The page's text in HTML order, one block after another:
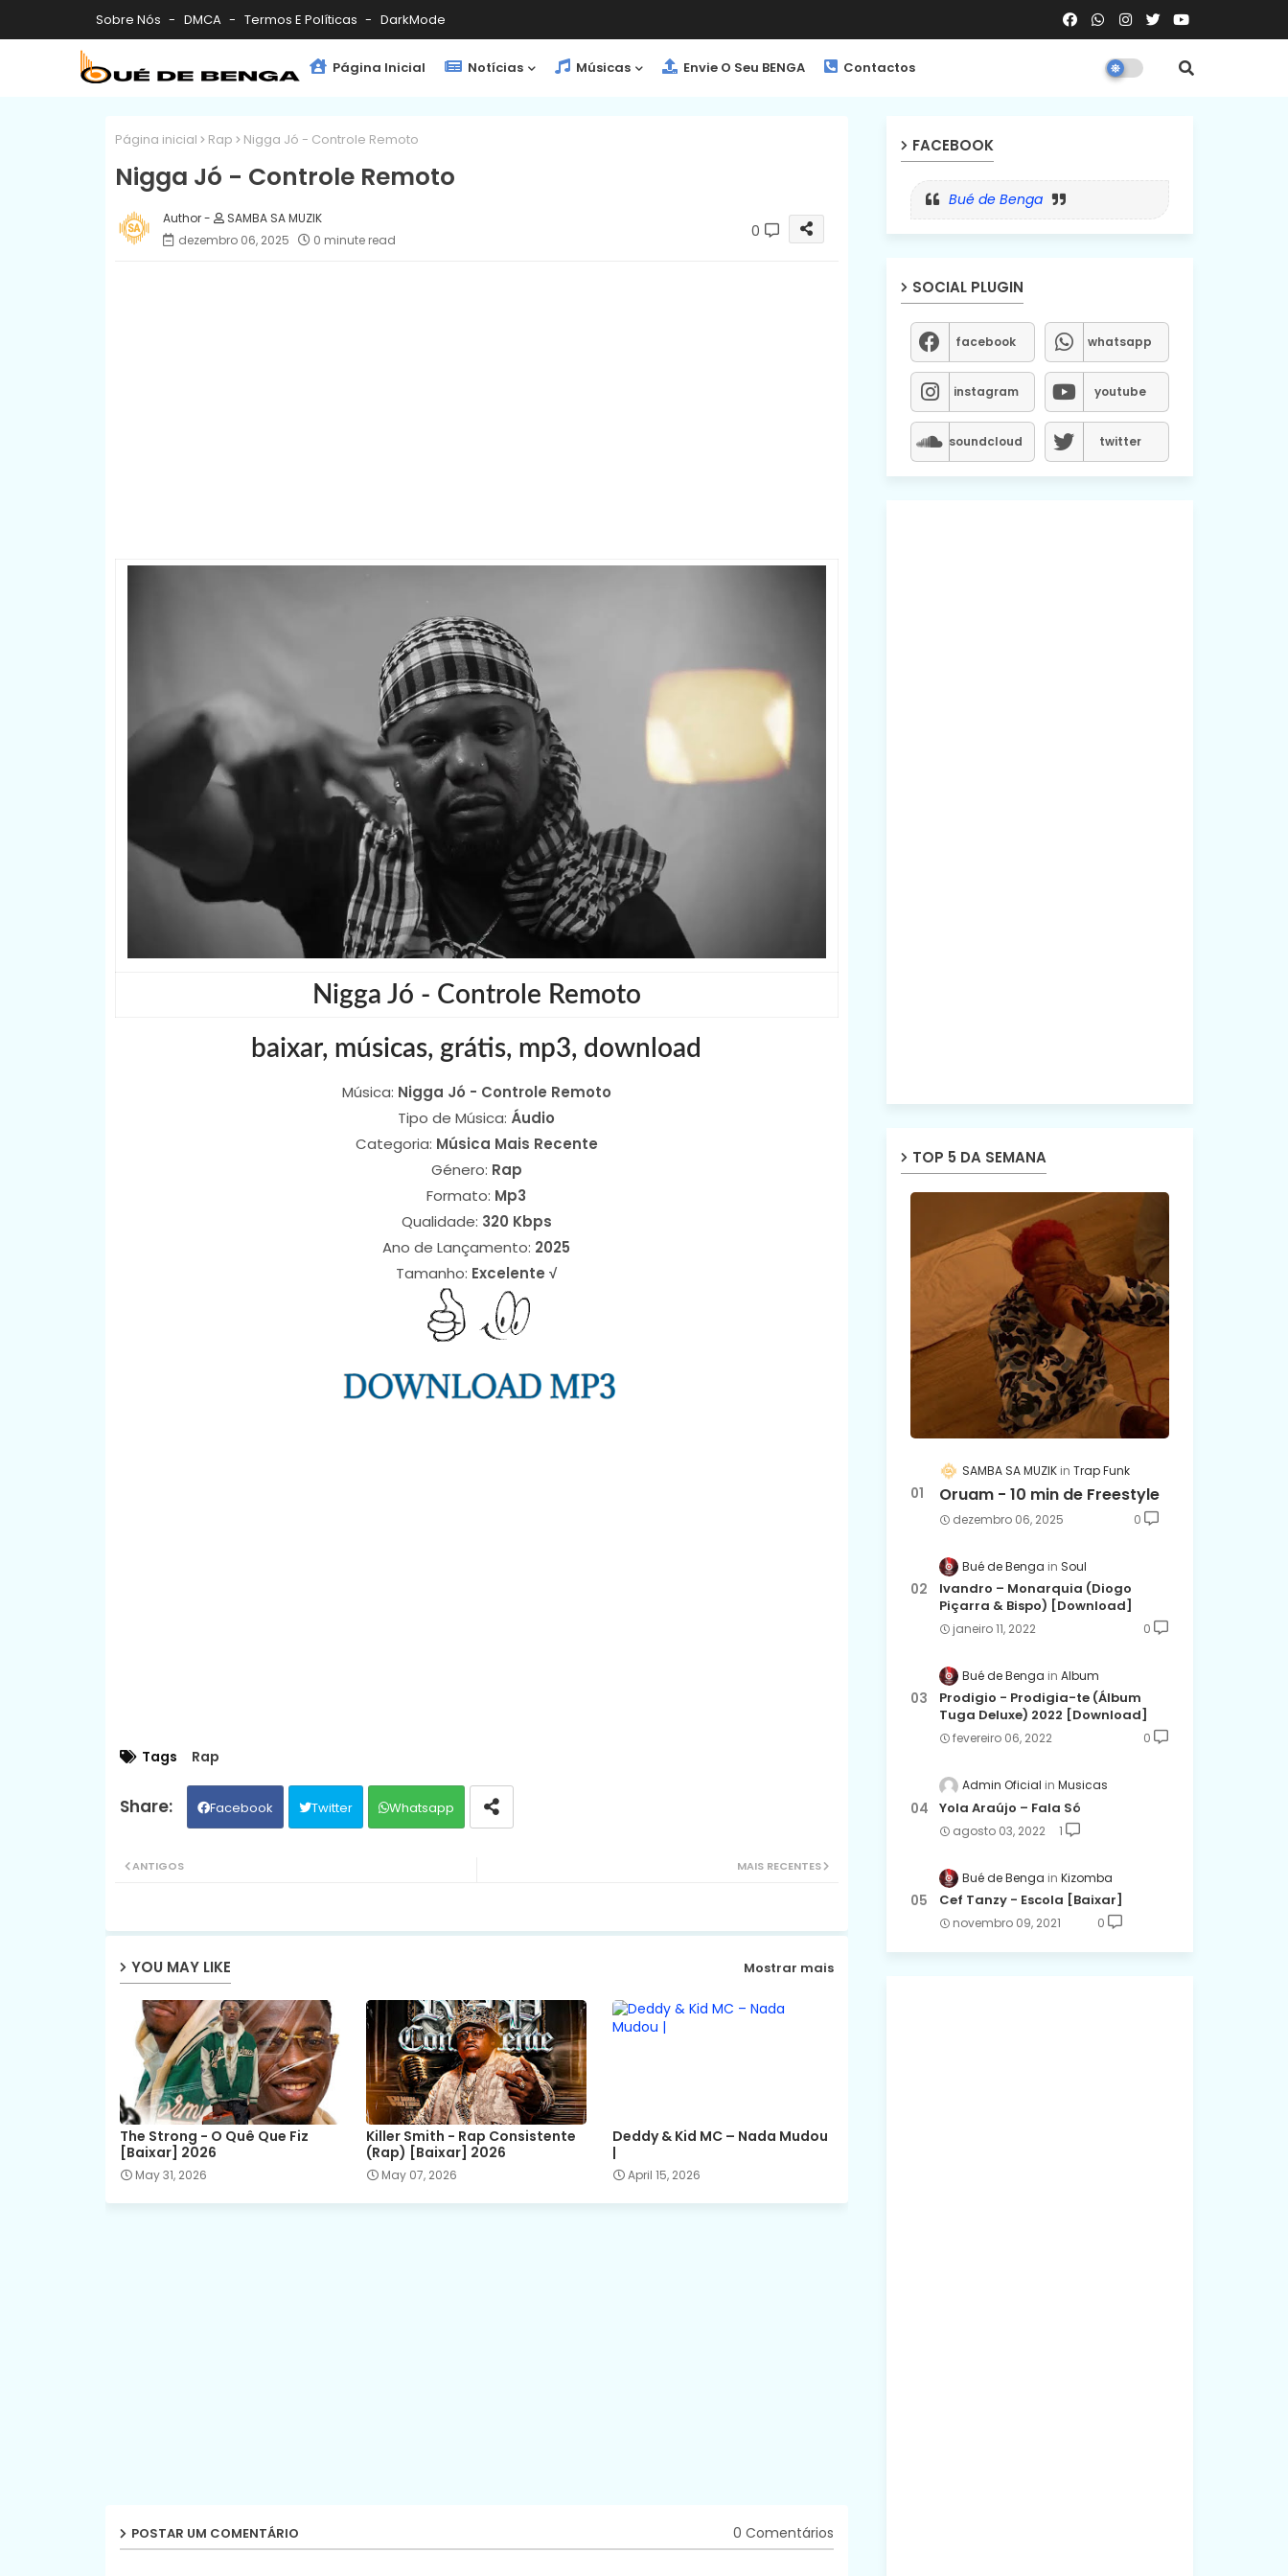
Sobre Nós DMCA Termos E Políticas DarkMode
Página Inicial Notícias Músicas Envie O Seu BENGA Contactos
Página inicial Rap Nigga Jó - Controle Remoto
Nigga Jó - Controle Remoto
SAMBA SA MUZIK
dezembro 06, 2025
0 minute read 0
Nigga Jó - Controle Remoto
baixar, músicas, grátis, mp3, download
Música: Nigga Jó - Controle Remoto
Tipo de Música: Áudio
Categoria: Música Mais Recente
Género: Rap
Formato: Mp3
Qualidade: 320 Kbps
Ano de Lançamento: 2025
Tamanho: Excelente √
Tags Rap
Facebook Twitter Whatsapp
MAIS RECENTES
ANTIGOS
YOU MAY LIKE Mostrar mais
The Strong - O Quê Que Fiz
[Baixar] 2026
May 31, 2026
Killer Smith - Rap Consistente
(Rap) [Baixar] 2026
May 07, 2026
Deddy & Kid MC – Nada Mudou
|
April 15, 2026
POSTAR UM COMENTÁRIO 0 Comentários
FACEBOOK
Bué de Benga
SOCIAL PLUGIN
facebook whatsapp
instagram youtube
soundcloud twitter
TOP 5 DA SEMANA
SAMBA SA MUZIK Trap Funk
Oruam - 10 min de Freestyle
dezembro 06, 2025 0
Bué de Benga Soul
Ivandro – Monarquia (Diogo
Piçarra & Bispo) [Download]
janeiro 11, 2022 0
Bué de Benga Album
Prodigio - Prodigia-te (Álbum
Tuga Deluxe) 2022 [Download]
fevereiro 06, 2022 0
Admin Oficial Musicas
Yola Araújo – Fala Só
agosto 03, 2022 1
Bué de Benga Kizomba
Cef Tanzy - Escola [Baixar]
novembro 09, 2021 0